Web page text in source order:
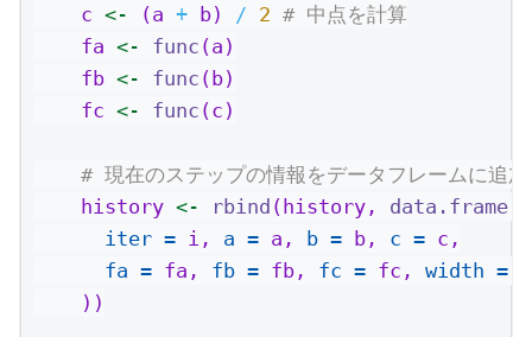
    c
<- (a + b) / 2 # 中点を計算
    fa
<- func (a)
    fb
<- func (b)
    fc
<- func (c)
# 現在のステップの情報をデータフレームに追加
    history
<- rbind (history, data.frame
iter = i, a = a, b = b, c = c,
fa = fa, fb = fb, fc = fc, width =
    ))